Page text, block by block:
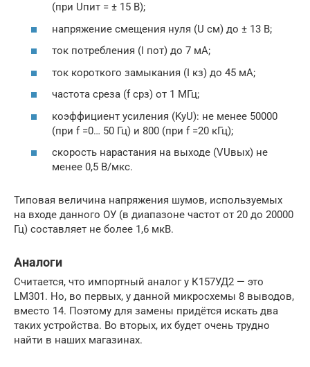
(при Uпит = ± 15 В);
напряжение смещения нуля (U см) до ± 13 В;
ток потребления (I пот) до 7 мА;
ток короткого замыкания (I кз) до 45 мА;
частота среза (f срз) от 1 МГц;
коэффициент усиления (KуU): не менее 50000
(при f =0… 50 Гц) и 800 (при f =20 кГц);
скорость нарастания на выходе (VUвых) не
менее 0,5 В/мкс.
Типовая величина напряжения шумов, используемых
на входе данного ОУ (в диапазоне частот от 20 до 20000
Гц) составляет не более 1,6 мкВ.
Аналоги
Считается, что импортный аналог у К157УД2 — это
LM301. Но, во первых, у данной микросхемы 8 выводов,
вместо 14. Поэтому для замены придётся искать два
таких устройства. Во вторых, их будет очень трудно
найти в наших магазинах.